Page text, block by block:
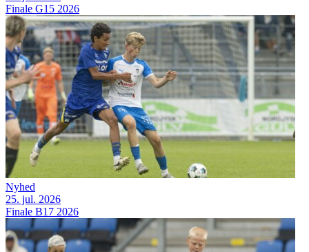
Finale G15 2026
Nyhed
25. jul. 2026
Finale B17 2026